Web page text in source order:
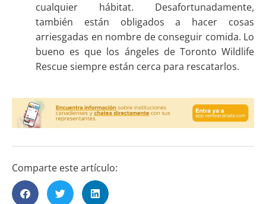
cualquier hábitat. Desafortunadamente,
también están obligados a hacer cosas
arriesgadas en nombre de conseguir comida. Lo
bueno es que los ángeles de Toronto Wildlife
Rescue siempre están cerca para rescatarlos.
Comparte este artículo: